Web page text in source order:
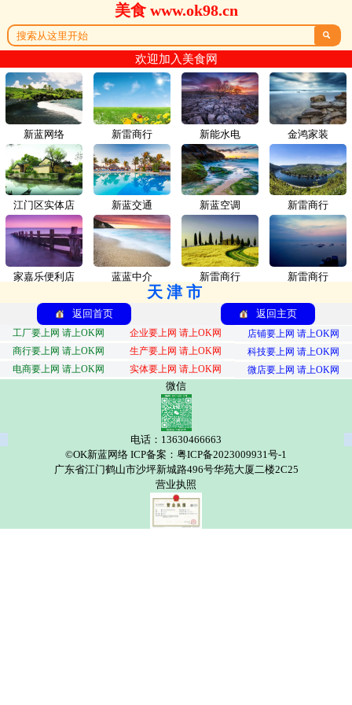
美食 www.ok98.cn

欢迎加入美食网
新蓝网络 新雷商行
江门区实体店 新蓝交通
家嘉乐便利店 蓝蓝中介
新能水电 金鸿家装
新蓝空调 新雷商行
新雷商行 新雷商行
天津市
返回首页 返回主页
工厂要上网 请上OK网 企业要上网 请上OK网
店铺要上网 请上OK网
商行要上网 请上OK网
生产要上网 请上OK网
科技要上网 请上OK网
电商要上网 请上OK网
实体要上网 请上OK网 微店要上网 请上OK网
微信
电话：13630466663
©OK新蓝网络 ICP备案：粤ICP备2023009931号-1
广东省江门鹤山市沙坪新城路496号华苑大厦二楼2C25
营业执照